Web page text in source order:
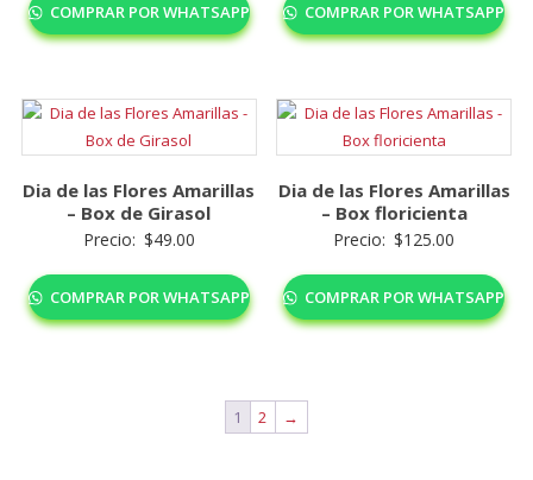
COMPRAR POR WHATSAPP COMPRAR POR WHATSAPP
Dia de las Flores Amarillas
– Box de Girasol
Precio: $49.00
COMPRAR POR WHATSAPP
Dia de las Flores Amarillas
– Box floricienta
Precio: $125.00
COMPRAR POR WHATSAPP
1 2 →